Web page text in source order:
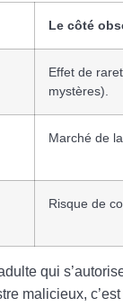
Le côté
Effet de
mystères).
Marché de
Risque de
qui
malicieux,